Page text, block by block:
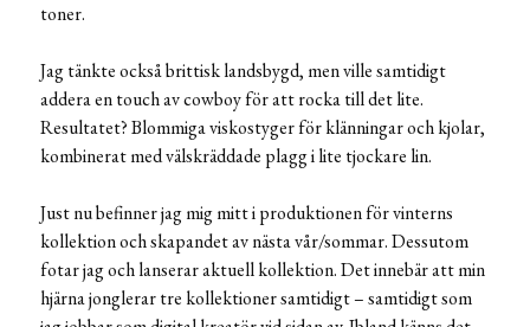
toner.
Jag tänkte också brittisk landsbygd, men ville samtidigt
addera en touch av cowboy för att rocka till det lite.
Resultatet? Blommiga viskostyger för klänningar och kjolar,
kombinerat med välskräddade plagg i lite tjockare lin.
Just nu befinner jag mig mitt i produktionen för vinterns
kollektion och skapandet av nästa vår/sommar. Dessutom
fotar jag och lanserar aktuell kollektion. Det innebär att min
hjärna jonglerar tre kollektioner samtidigt – samtidigt som